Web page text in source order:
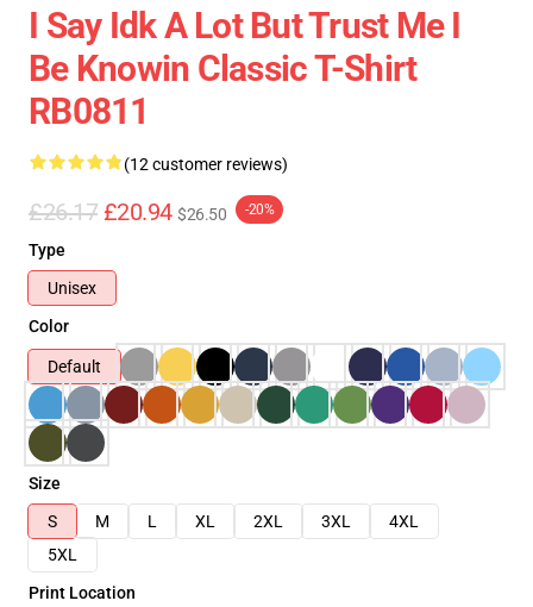
I Say Idk A Lot But Trust Me I
Be Knowin Classic T-Shirt
RB0811
(12 customer reviews)
£26.17 £20.94 $26.50 -20%
Type
Unisex
Color
Default
Size
S
M L XL 2XL 3XL
4XL
5XL
Print Location